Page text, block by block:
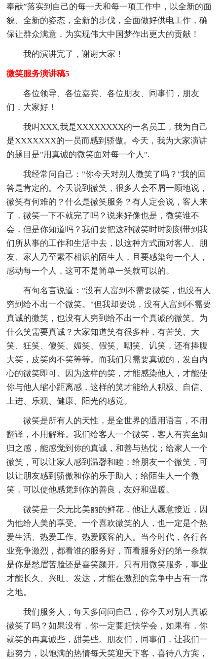
奉献”落实到自己的每一天和每一项工作中，以全新的面
貌、全新的姿态，全新的步伐，全面做好供电工作，确
保让群众满意，为实现伟大中国梦作出更大的贡献！
我的演讲完了，谢谢大家！
微笑服务演讲稿5
各位领导、各位嘉宾、各位朋友、同事们，朋友
们，大家好！
我叫XXX,我是XXXXXXXX的一名员工，我为自己
是XXXXXXX的一员而感到骄傲。今天，我为大家演讲
的题目是"用真诚的微笑面对每一个人".
我经常问自己："你今天对别人微笑了吗？"我的回
答是肯定的。今天说到微笑，很多人会不屑一顾地说，
微笑有何难的？什么是微笑服务？有人定会说，客人来
了，微笑一下不就完了吗？说来好像也是，微笑谁不
会，但是你知道吗？我们要把这种微笑时时刻刻带到我
们所从事的工作和生活中去，以这种方式面对客人、朋
友、家人乃至素不相识的陌生人，且要感染每一个人，
感动每一个人，这可不是简单一笑就可以的。
有句名言说道："没有人富到不需要微笑，也没有人
穷到给不出一个微笑。"但我却要说，没有人富到不需要
真诚的微笑，也没有人穷到给不出一个真诚的微笑。为
什么笑需要真诚？大家知道笑有很多种，有苦笑、大
笑、狂笑、傻笑、媚笑、假笑、嘲笑、讥笑，还有捧腹
大笑，皮笑肉不笑等等。而我们只需要真诚的，发自内
心的微笑即可。因为这样的笑，才能感染他人，才能使
你与他人缩小距离感，这样的笑才能给人积极、自信、
上进、乐观、健康、阳光的感觉。
微笑是所有人的天性，是全世界的通用语言，不用
翻译，不用解释。我们给客人一个微笑，客人有宾至如
归之感，能感觉到你的真诚，和善与热忱；给家人一个
微笑，可以让家人感到温馨和睦；给朋友一个微笑，可
以让朋友感到骄傲和你的乐于助人；给陌生人一个微
笑，可以使他感觉到你的善良，友好和温暖。
微笑是一朵无比美丽的鲜花，他让人愿意接近，因
为他给人美的享受。一个喜欢微笑的人，也一定是个热
爱生活、热爱工作、热爱顾客的人。当今时代，各行各
业竞争激烈，都看谁的服务好，而看服务好的第一条就
是你是愁眉苦脸还是喜笑颜开。只有用微笑服务，事业
才能长久、兴旺、发达，才能在激烈的竞争中占有一席
之地。
我们服务人，每天多问问自己，你今天对别人真诚
微笑了吗？如果没有，你一定要赶快学会，如果有，你
就笑的再真诚些，甜美些。朋友们，同事们，让我们一
起努力，以饱满的热情每天笑迎天下客，喜待八方宾，